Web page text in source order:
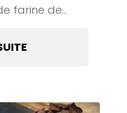
farine de...